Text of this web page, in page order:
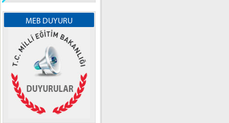
MEB DUYURU